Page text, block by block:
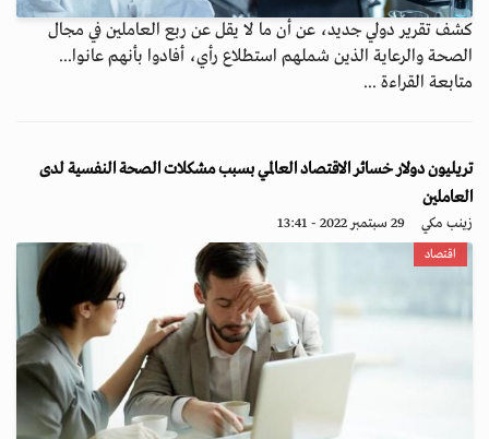
كشف تقرير دولي جديد، عن أن ما لا يقل عن ربع العاملين في مجال
الصحة والرعاية الذين شملهم استطلاع رأي، أفادوا بأنهم عانوا...
متابعة القراءة ...
تريليون دولار خسائر الاقتصاد العالمي بسبب مشكلات الصحة النفسية لدى
العاملين
زينب مكي 29 سبتمبر 2022 - 13:41
اقتصاد